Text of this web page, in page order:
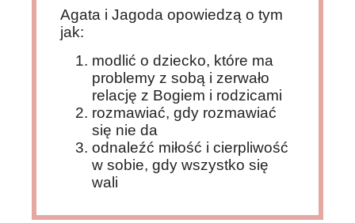
Agata i Jagoda opowiedzą o tym
jak:
modlić o dziecko, które ma
problemy z sobą i zerwało
relację z Bogiem i rodzicami
rozmawiać, gdy rozmawiać
się nie da
odnaleźć miłość i cierpliwość
w sobie, gdy wszystko się
wali